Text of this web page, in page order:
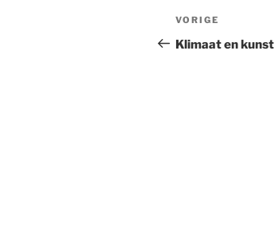
Bericht
navigatie
Vorig
bericht
VORIGE
Klimaat en kunst